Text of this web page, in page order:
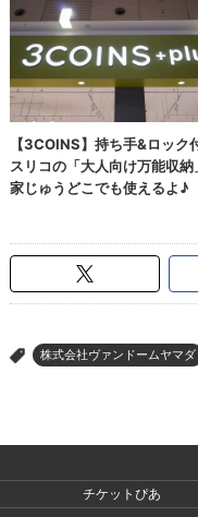
> 株式会社ヴァンドームヤマダ
チケットぴあ